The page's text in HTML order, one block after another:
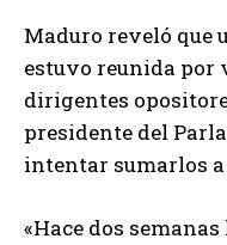
Maduro reveló que
estuvo reunida por
dirigentes
presidente del
intentar sumarlos
«Hace dos